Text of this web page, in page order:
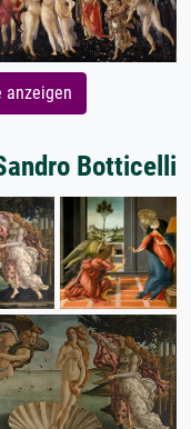
anzeigen
Botticelli